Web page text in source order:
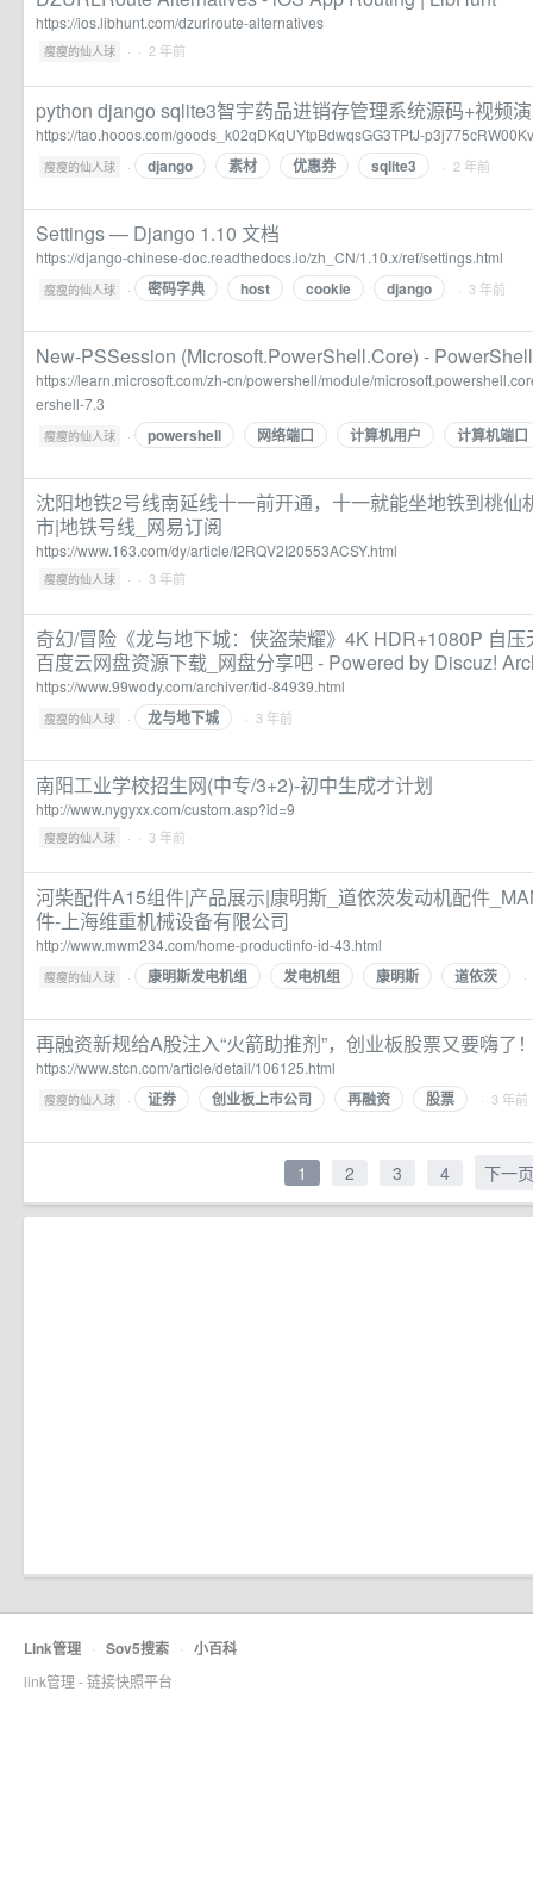
https://ios.libhunt.com/dzurlroute-alternatives
瘦瘦的仙人球 · · 2 年前
python django sqlite3智宇药品进销存管理系统源码+视频
https://tao.hooos.com/goods_k02qDKqUYtpBdwqsGG3TPtJ-
瘦瘦的仙人球 · django 素材 优惠券 sqlite3 · 2 年前
Settings — Django 1.10 文档
https://django-chinese-doc.readthedocs.io/zh_CN/1.10.x/ref/settings.html
瘦瘦的仙人球 · 密码字典 host cookie django · 3 年前
New-PSSession (Microsoft.PowerShell.Core) -
https://learn.microsoft.com/zh-cn/powershell/module/
ershell-7.3
瘦瘦的仙人球 · powershell 网络端口 计算机用户 计算机端口
沈阳地铁2号线南延线十一前开通，十一就能坐地铁到桃仙
市|地铁号线_网易订阅
https://www.163.com/dy/article/I2RQV2I20553ACSY.html
瘦瘦的仙人球 · · 3 年前
奇幻/冒险《龙与地下城：侠盗荣耀》4K HDR+1080P 自
百度云网盘资源下载_网盘分享吧 - Powered by Discuz!
https://www.99wody.com/archiver/tid-84939.html
瘦瘦的仙人球 · 龙与地下城 · 3 年前
南阳工业学校招生网(中专/3+2)-初中生成才计划
http://www.nygyxx.com/custom.asp?id=9
瘦瘦的仙人球 · · 3 年前
河柴配件A15组件|产品展示|康明斯_道依茨发动机配件
件-上海维重机械设备有限公司
http://www.mwm234.com/home-productinfo-id-43.html
瘦瘦的仙人球 · 康明斯发电机组 发电机组 康明斯 道依茨
再融资新规给A股注入“火箭助推剂”，创业板股票又要嗨了
https://www.stcn.com/article/detail/106125.html
瘦瘦的仙人球 · 证券 创业板上市公司 再融资 股票 · 3 年前
1 2 3 4 下一页
Link管理 · Sov5搜索 · 小百科
link管理 - 链接快照平台